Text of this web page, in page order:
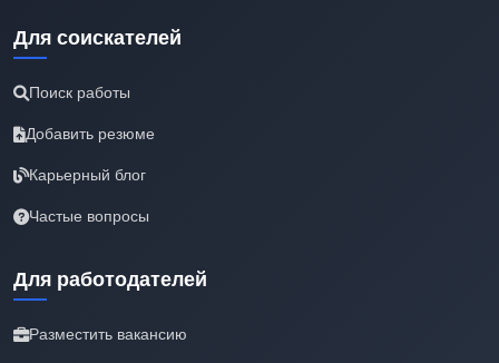
Для соискателей
Поиск работы
Добавить резюме
Карьерный блог
Частые вопросы
Для работодателей
Разместить вакансию